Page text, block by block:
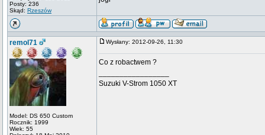
Posty: 236
Skąd: Rzeszów
remol71
Model: DS 650 Custom
Rocznik: 1999
Wiek: 55
Wysłany: 2012-09-26, 11:30
Co z robactwem ?
Suzuki V-Strom 1050 XT